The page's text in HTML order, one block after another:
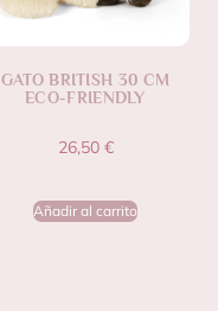
GATO BRITISH 30 CM
ECO-FRIENDLY
26,50 €
Añadir al carrito